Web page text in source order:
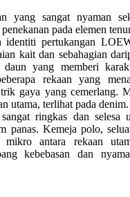
yang sangat nyaman
pada elemen
identiti pertukangan
kait dan sebahagian
daun yang memberi
rekaan yang
trik gaya yang cemerlang.
utama, terlihat pada
ringkas dan selesa
panas. Kemeja polo,
mikro antara rekaan
kebebasan dan